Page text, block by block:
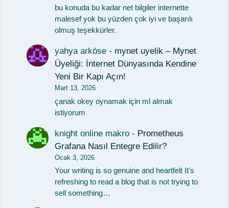
bu konuda bu kadar net bilgiler internette
malesef yok bu yüzden çok iyi ve başarılı
olmuş teşekkürler.
yahya arköse - mynet uyelik – Mynet
Üyeliği: İnternet Dünyasında Kendine
Yeni Bir Kapı Açın!
Mart 13, 2026
çanak okey oynamak için ml almak
istiyorum
knight online makro - Prometheus
Grafana Nasıl Entegre Edilir?
Ocak 3, 2026
Your writing is so genuine and heartfelt It's
refreshing to read a blog that is not trying to
sell something…